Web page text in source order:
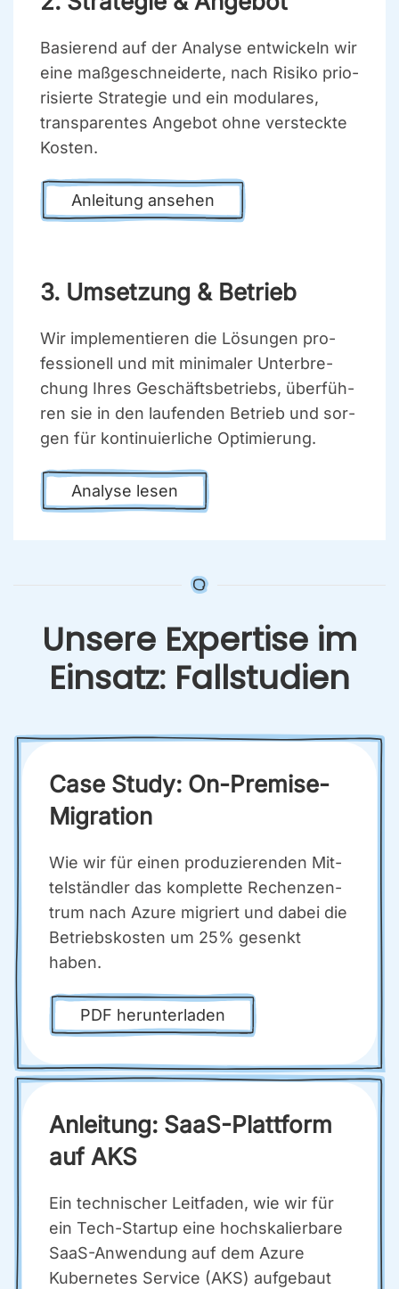
Basie­rend auf der Ana­ly­se ent­wi­ckeln wir
eine maß­ge­schnei­der­te, nach Risi­ko prio­
ri­sier­te Stra­te­gie und ein modu­la­res,
trans­pa­ren­tes Ange­bot ohne ver­steck­te
Kos­ten.
Anlei­tung anse­hen
3. Umset­zung & Betrieb
Wir imple­men­tie­ren die Lösun­gen pro­
fes­sio­nell und mit mini­ma­ler Unter­bre­
chung Ihres Geschäfts­be­triebs, über­füh­
ren sie in den lau­fen­den Betrieb und sor­
gen für kon­ti­nu­ier­li­che Opti­mie­rung.
Ana­ly­se lesen
Unse­re Exper­ti­se im
Ein­satz: Fall­stu­di­en
Case Stu­dy: On-Pre­mi­se-
Migra­ti­on
Wie wir für einen pro­du­zie­ren­den Mit­
tel­ständ­ler das kom­plet­te Rechen­zen­
trum nach Azu­re migriert und dabei die
Betriebs­kos­ten um 25% gesenkt
haben.
PDF her­un­ter­la­den
Anlei­tung: SaaS-Platt­form
auf AKS
Ein tech­ni­scher Leit­fa­den, wie wir für
ein Tech-Start­up eine hoch­ska­lier­ba­re
SaaS-Anwen­dung auf dem Azu­re
Kuber­netes Ser­vice (AKS) auf­ge­baut